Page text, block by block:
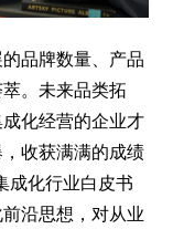
品牌数量、产品
。未来品类拓
化经营的企业才
收获满满的成绩
成化行业白皮书
沿思想，对从业